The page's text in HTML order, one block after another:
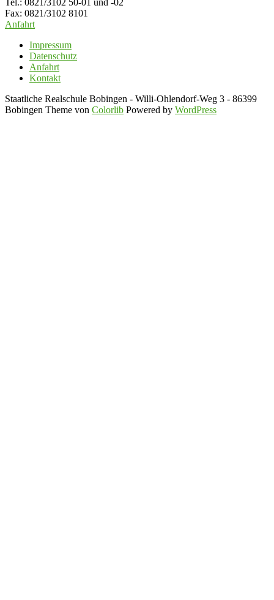
Fax: 0821/3102 8101
Anfahrt
Impressum
Datenschutz
Anfahrt
Kontakt
Staatliche Realschule Bobingen - Willi-Ohlendorf-Weg 3 - 86399
Bobingen Theme von Colorlib Powered by WordPress